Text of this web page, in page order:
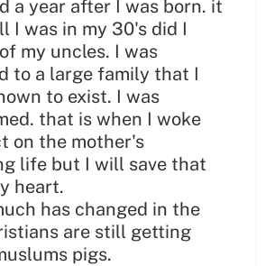
a year after I was born. it
I was in my 30's did I
my uncles. I was
to a large family that I
to exist. I was
that is when I woke
on the mother's
life but I will save that
heart.
has changed in the
are still getting
pigs.